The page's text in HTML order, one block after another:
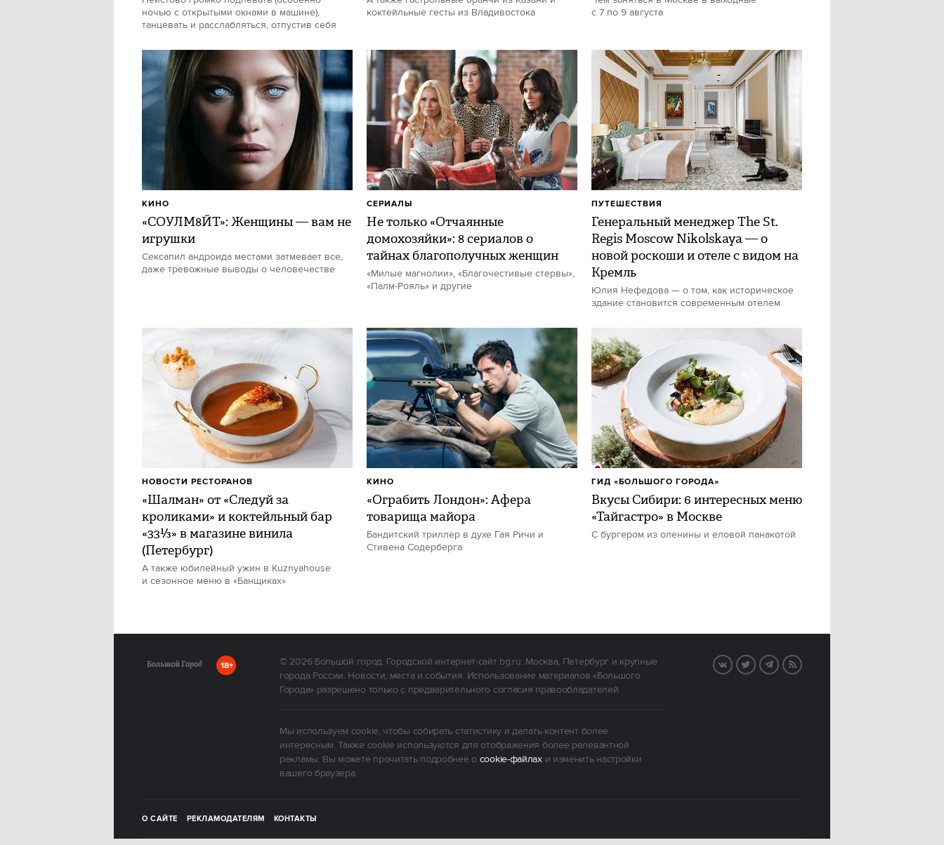
ночью с открытыми окнами в машине),
танцевать и расслабляться, отпустив себя
коктейльные гесты из Владивостока
с 7 по 9 августа
«СОУЛМ8ЙТ»: Женщины — вам не
игрушки
Сексапил андроида местами затмевает все,
даже тревожные выводы о человечестве
КИНО
Не только «Отчаянные
домохозяйки»: 8 сериалов о
тайнах благополучных женщин
«Милые магнолии», «Благочестивые стервы»,
«Палм-Рояль» и другие
СЕРИАЛЫ
Генеральный менеджер The St.
Regis Moscow Nikolskaya — о
новой роскоши и отеле с видом на
Кремль
Юлия Нефедова — о том, как историческое
здание становится современным отелем
ПУТЕШЕСТВИЯ
«Шалман» от «Следуй за
кроликами» и коктейльный бар
«33⅓» в магазине винила
(Петербург)
А также юбилейный ужин в Kuznyahouse
и сезонное меню в «Банщиках»
НОВОСТИ РЕСТОРАНОВ
«Ограбить Лондон»: Афера
товарища майора
Бандитский триллер в духе Гая Ричи и
Стивена Содерберга
КИНО
Вкусы Сибири: 6 интересных меню
«Тайгастро» в Москве
С бургером из оленины и еловой панакотой
ГИД «БОЛЬШОГО ГОРОДА»
18+ © 2026Большой город. Городской интернет-сайт bg.ru. Москва, Петербург и крупные
города России. Новости, места и события. Использование материалов «Большого
Города» разрешено только с предварительного согласия правообладателей.
Мы используем cookie, чтобы собирать статистику и делать контент более
интересным. Также cookie используются для отображения более релевантной
рекламы. Вы можете прочитать подробнее о cookie-файлахи изменить настройки
вашего браузера.
VK TwitterTelegram
RSS
О САЙТЕ РЕКЛАМОДАТЕЛЯМ КОНТАКТЫ